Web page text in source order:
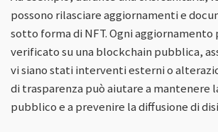
possono rilasciare aggiornamenti e
sotto forma di NFT. Ogni aggiornamento
verificato su una blockchain pubblica,
vi siano stati interventi esterni o
di trasparenza può aiutare a mantenere
pubblico e a prevenire la diffusione di